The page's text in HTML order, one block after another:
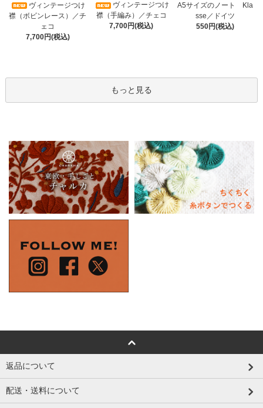
ヴィンテージつけ
襟（ボビンレース）／チ
ェコ
7,700円(税込)
ヴィンテージつけ
襟（手編み）／チェコ
7,700円(税込)
A5サイズのノート Kla
sse／ドイツ
550円(税込)
もっと見る
返品について
配送・送料について